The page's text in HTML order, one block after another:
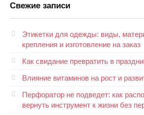
Свежие записи
Этикетки для одежды: виды,
крепления и изготовление на заказ
Как свидание превратить в
Влияние витаминов на рост и
Перфоратор не подведет: как
вернуть инструмент к жизни без